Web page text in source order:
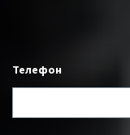
Телефон